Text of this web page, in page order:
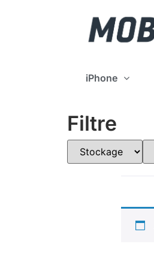
iPhone
Filtre